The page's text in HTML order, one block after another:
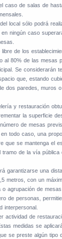
caso de salas de
local sólo podrá
ningún caso
libre de los
al 80% de las mesas
Se considerarán
que, estando
dos paredes, muros o
y restauración
la superficie
de mesas
todo caso, una
que se mantenga el
de la vía pública
garantizarse una
metros, con un
agrupación de
de personas,
interpersonal.
actividad de
medidas se
se preste algún tipo